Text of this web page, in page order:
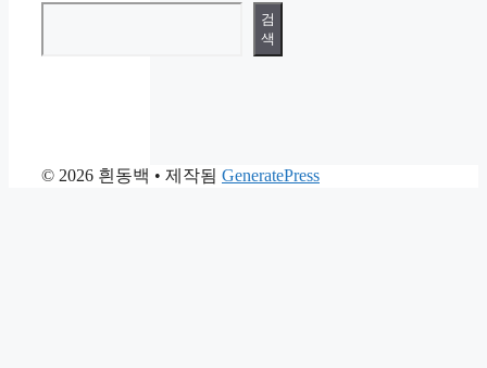
검
색
© 2026 흰동백 • 제작됨 GeneratePress